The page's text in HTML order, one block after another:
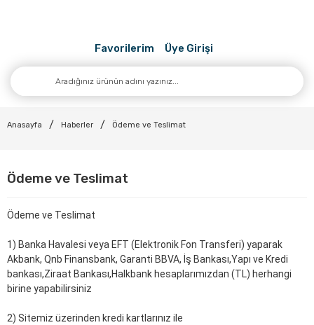
Favorilerim Üye Girişi
Anasayfa Haberler Ödeme ve Teslimat
Ödeme ve Teslimat
Ödeme ve Teslimat
1) Banka Havalesi veya EFT (Elektronik Fon Transferi) yaparak
Akbank, Qnb Finansbank, Garanti BBVA, İş Bankası,Yapı ve Kredi
bankası,Ziraat Bankası,Halkbank hesaplarımızdan (TL) herhangi
birine yapabilirsiniz
2) Sitemiz üzerinden kredi kartlarınız ile